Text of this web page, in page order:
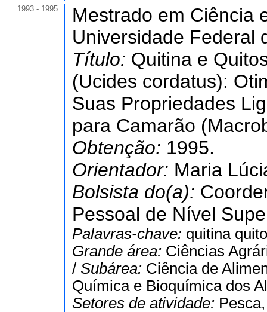
1993 - 1995
Mestrado em Ciência
Universidade Federal
Título: Quitina e
(Ucides cordatus):
Suas Propriedades
para Camarão
Obtenção: 1995.
Orientador: Maria
Bolsista do(a):
Pessoal de Nível
Palavras-chave: quitina
Grande área: Ciências
/ Subárea: Ciência de
Química e Bioquímica dos
Setores de atividade: